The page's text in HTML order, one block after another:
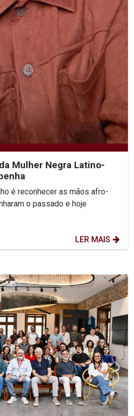
Mulher Negra Latino-
é reconhecer as mãos afro-
o passado e hoje
LER MAIS